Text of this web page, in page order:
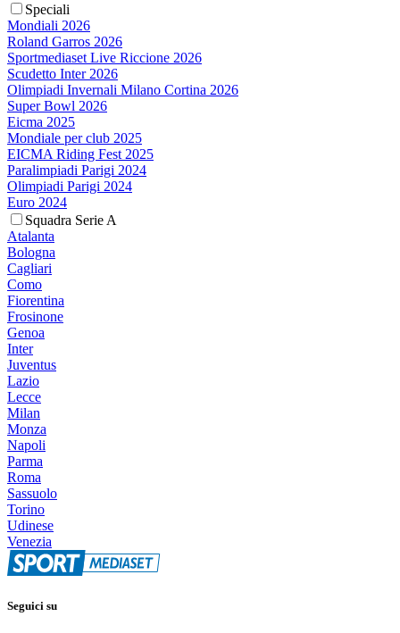
Speciali
Mondiali 2026
Roland Garros 2026
Sportmediaset Live Riccione 2026
Scudetto Inter 2026
Olimpiadi Invernali Milano Cortina 2026
Super Bowl 2026
Eicma 2025
Mondiale per club 2025
EICMA Riding Fest 2025
Paralimpiadi Parigi 2024
Olimpiadi Parigi 2024
Euro 2024
Squadra Serie A
Atalanta
Bologna
Cagliari
Como
Fiorentina
Frosinone
Genoa
Inter
Juventus
Lazio
Lecce
Milan
Monza
Napoli
Parma
Roma
Sassuolo
Torino
Udinese
Venezia
Seguici su